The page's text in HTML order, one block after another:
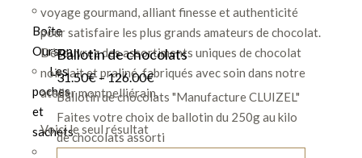
Boîte
Ourson
Les
poches
et
sachets
voyage gourmand, alliant finesse et authenticité
pour satisfaire les plus grands amateurs de chocolat.
Découvrez des assortiments uniques de chocolat
noir, lait et praliné, fabriqués avec soin dans notre
atelier montpelliérain.
Voici le seul résultat
Ballotin de chocolats
31.50€–126.00€
Ballotin de chocolats "Manufacture CLUIZEL"
Faites votre choix de ballotin du 250g au kilo
de chocolats assorti